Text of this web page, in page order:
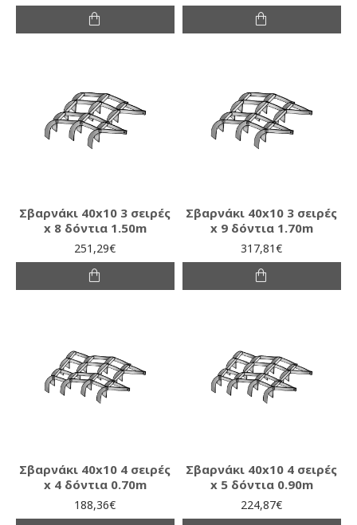
Σβαρνάκι 40x10 3 σειρές
x 8 δόντια 1.50m
251,29€
Σβαρνάκι 40x10 3 σειρές
x 9 δόντια 1.70m
317,81€
Σβαρνάκι 40x10 4 σειρές
x 4 δόντια 0.70m
188,36€
Σβαρνάκι 40x10 4 σειρές
x 5 δόντια 0.90m
224,87€